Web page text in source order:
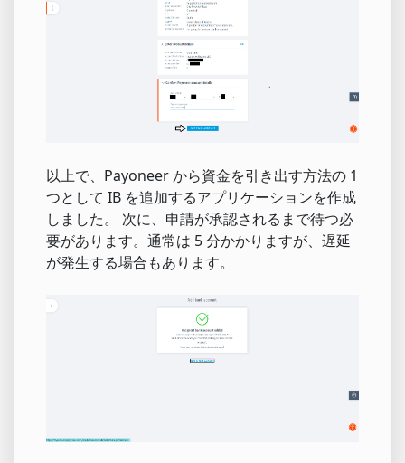
以上で、Payoneer から資金を引き出す方法の 1
つとして IB を追加するアプリケーションを作成
しました。 次に、申請が承認されるまで待つ必
要があります。通常は 5 分かかりますが、遅延
が発生する場合もあります。